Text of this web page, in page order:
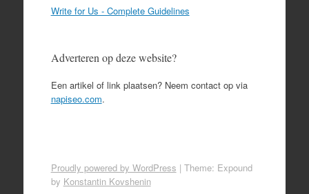
Write for Us - Complete Guidelines
Adverteren op deze website?
Een artikel of link plaatsen? Neem contact op via
napiseo.com.
Proudly powered by WordPress | Theme: Expound
by Konstantin Kovshenin